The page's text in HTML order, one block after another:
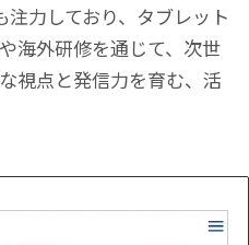
力しており、タブレット
海外研修を通じて、次世
視点と発信力を育む、活